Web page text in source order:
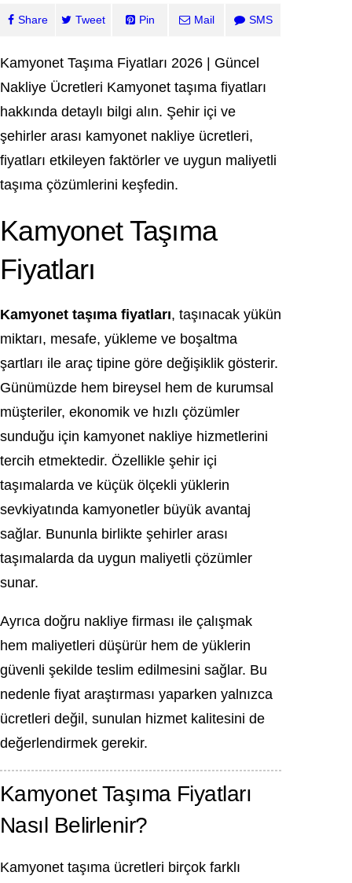
Share Tweet Pin Mail SMS
Kamyonet Taşıma Fiyatları 2026 | Güncel
Nakliye Ücretleri Kamyonet taşıma fiyatları
hakkında detaylı bilgi alın. Şehir içi ve
şehirler arası kamyonet nakliye ücretleri,
fiyatları etkileyen faktörler ve uygun maliyetli
taşıma çözümlerini keşfedin.
Kamyonet Taşıma
Fiyatları
Kamyonet taşıma fiyatları, taşınacak yükün
miktarı, mesafe, yükleme ve boşaltma
şartları ile araç tipine göre değişiklik gösterir.
Günümüzde hem bireysel hem de kurumsal
müşteriler, ekonomik ve hızlı çözümler
sunduğu için kamyonet nakliye hizmetlerini
tercih etmektedir. Özellikle şehir içi
taşımalarda ve küçük ölçekli yüklerin
sevkiyatında kamyonetler büyük avantaj
sağlar. Bununla birlikte şehirler arası
taşımalarda da uygun maliyetli çözümler
sunar.
Ayrıca doğru nakliye firması ile çalışmak
hem maliyetleri düşürür hem de yüklerin
güvenli şekilde teslim edilmesini sağlar. Bu
nedenle fiyat araştırması yaparken yalnızca
ücretleri değil, sunulan hizmet kalitesini de
değerlendirmek gerekir.
Kamyonet Taşıma Fiyatları
Nasıl Belirlenir?
Kamyonet taşıma ücretleri birçok farklı